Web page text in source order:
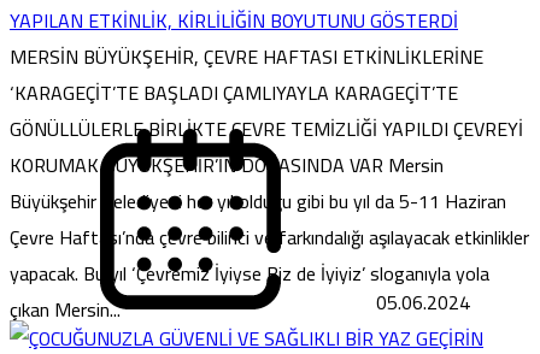
YAPILAN ETKİNLİK, KİRLİLİĞİN BOYUTUNU GÖSTERDİ
MERSİN BÜYÜKŞEHİR, ÇEVRE HAFTASI ETKİNLİKLERİNE
‘KARAGEÇİT’TE BAŞLADI ÇAMLIYAYLA KARAGEÇİT’TE
GÖNÜLLÜLERLE BİRLİKTE ÇEVRE TEMİZLİĞİ YAPILDI ÇEVREYİ
KORUMAK BÜYÜKŞEHİR’İN DOĞASINDA VAR Mersin
Büyükşehir Belediyesi her yıl olduğu gibi bu yıl da 5-11 Haziran
Çevre Haftası’nda çevre bilinci ve farkındalığı aşılayacak etkinlikler
yapacak. Bu yıl ‘Çevremiz İyiyse Biz de İyiyiz’ sloganıyla yola
çıkan Mersin...
05.06.2024